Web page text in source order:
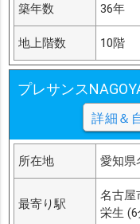
築年数 36年
地上階数 10階
プレサンス
詳細＆
所在地 愛知県
最寄り駅
名古屋
栄生 (6